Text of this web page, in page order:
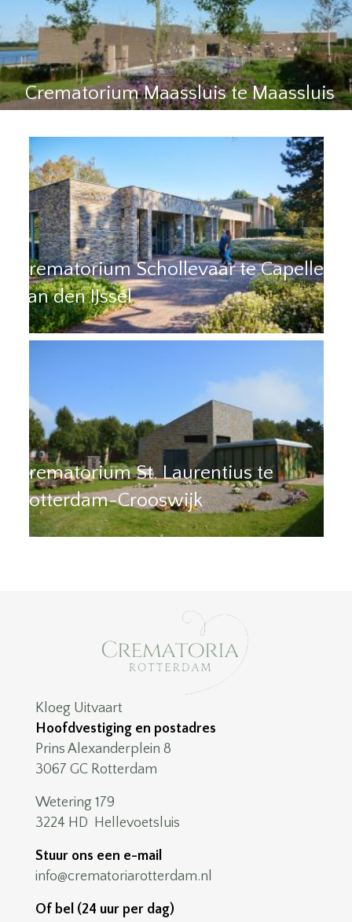
Crematorium Maassluis te Maassluis
Crematorium Schollevaar te Capelle
aan den IJssel
Crematorium St. Laurentius te
Rotterdam-Crooswijk
Kloeg Uitvaart
Hoofdvestiging en postadres
Prins Alexanderplein 8
3067 GC Rotterdam
Wetering 179
3224 HD Hellevoetsluis
Stuur ons een e-mail
info@crematoriarotterdam.nl
Of bel (24 uur per dag)